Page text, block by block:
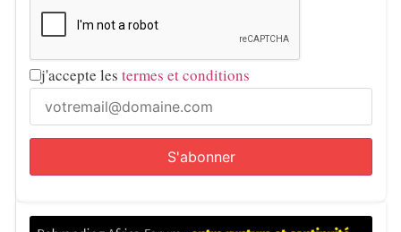
j'accepte les termes et conditions